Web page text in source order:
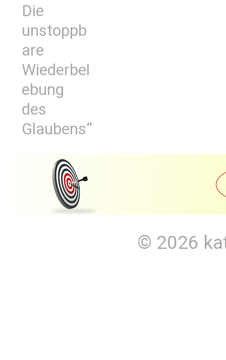
Die
unstoppb
are
Wiederbel
ebung
des
Glaubens“
© 2026